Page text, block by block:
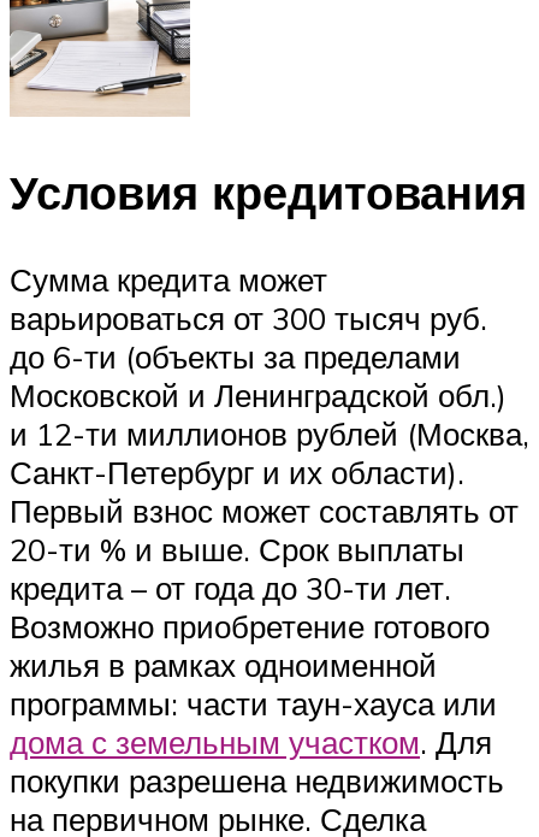
Условия кредитования
Сумма кредита может
варьироваться от 300 тысяч руб.
до 6-ти (объекты за пределами
Московской и Ленинградской обл.)
и 12-ти миллионов рублей (Москва,
Санкт-Петербург и их области).
Первый взнос может составлять от
20-ти % и выше. Срок выплаты
кредита – от года до 30-ти лет.
Возможно приобретение готового
жилья в рамках одноименной
программы: части таун-хауса или
дома с земельным участком. Для
покупки разрешена недвижимость
на первичном рынке. Сделка